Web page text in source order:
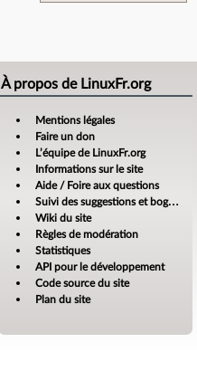
À propos de LinuxFr.org
Mentions légales
Faire un don
L’équipe de LinuxFr.org
Informations sur le site
Aide / Foire aux questions
Suivi des suggestions et bogues
Wiki du site
Règles de modération
Statistiques
API pour le développement
Code source du site
Plan du site